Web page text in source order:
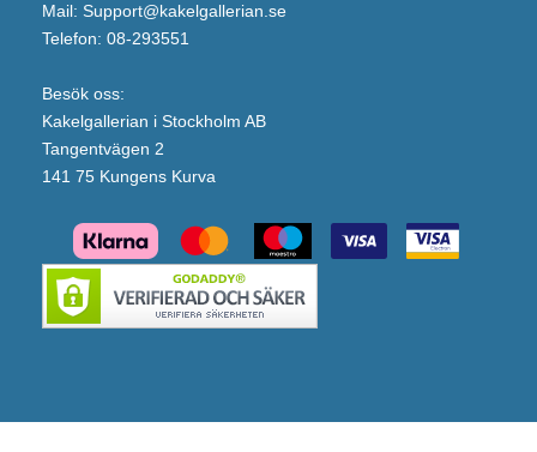
Mail: Support@kakelgallerian.se
Telefon: 08-293551
Besök oss:
Kakelgallerian i Stockholm AB
Tangentvägen 2
141 75 Kungens Kurva